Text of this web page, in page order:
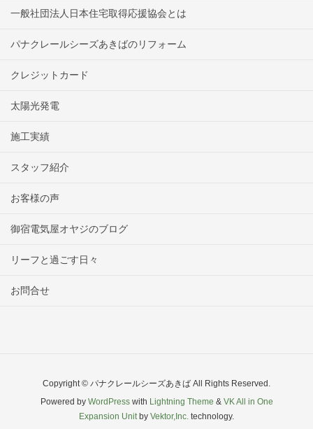
一般社団法人日本住宅取得応援協会とは
パナクレールシーズあきばのリフォーム
クレジットカード
太陽光発電
施工実績
スタッフ紹介
お客様の声
御宿電気屋オヤジのブログ
リーフと過ごす日々
お問合せ
Copyright © パナクレールシーズあきば All Rights Reserved.
Powered by WordPresswith Lightning Theme & VK All in One
Expansion Unitby Vektor,Inc. technology.